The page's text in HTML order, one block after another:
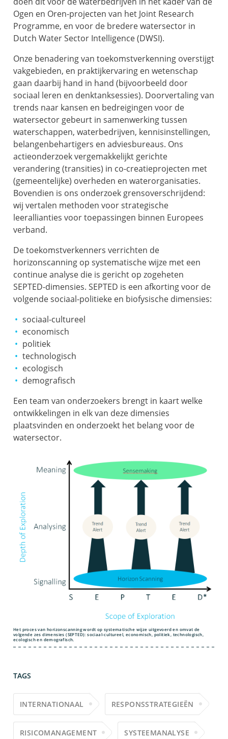
Ogen en Oren-projecten van het Joint Research
Programme, en voor de bredere watersector in
Dutch Water Sector Intelligence (DWSI).
Onze benadering van toekomstverkenning overstijgt
vakgebieden, en praktijkervaring en wetenschap
gaan daarbij hand in hand (bijvoorbeeld door
sociaal leren en denktanksessies). Doorvertaling van
trends naar kansen en bedreigingen voor de
watersector gebeurt in samenwerking tussen
waterschappen, waterbedrijven, kennisinstellingen,
belangenbehartigers en adviesbureaus. Ons
actieonderzoek vergemakkelijkt gerichte
verandering (transities) in co-creatieprojecten met
(gemeentelijke) overheden en waterorganisaties.
Bovendien is ons onderzoek grensoverschrijdend:
wij vertalen methoden voor strategische
leerallianties voor toepassingen binnen Europees
verband.
De toekomstverkenners verrichten de
horizonscanning op systematische wijze met een
continue analyse die is gericht op zogeheten
SEPTED-dimensies. SEPTED is een afkorting voor de
volgende sociaal-politieke en biofysische dimensies:
sociaal-cultureel
economisch
politiek
technologisch
ecologisch
demografisch
Een team van onderzoekers brengt in kaart welke
ontwikkelingen in elk van deze dimensies
plaatsvinden en onderzoekt het belang voor de
watersector.
Het proces van horizonscanning wordt op systematische wijze uitgevoerd en omvat de
volgende zes dimensies (SEPTED): sociaal-cultureel, economisch, politiek, technologisch,
ecologisch en demografisch.
TAGS
INTERNATIONAAL RESPONSSTRATEGIEËN
RISICOMANAGEMENT SYSTEEMANALYSE